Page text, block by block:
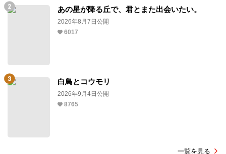
あの星が降る丘で、君とまた出会いたい。
2026年8月7日公開
6017
白鳥とコウモリ
2026年9月4日公開
8765
一覧を見る